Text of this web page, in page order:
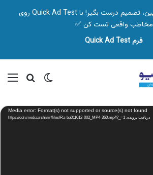
🎯 قبل از شروع کمپین، تصمیم درست بگیر! با Quick Ad Test روی
مخاطب واقعی تست کن ✅
فرم Quick Ad Test
تغییر پوسته
Media error: Format(s) not supported or source(s) not found
دریافت پرونده: https://cdn.mediaarshiv.ir/files/Ra-ba011012-002_MP4-360.mp4?_=1